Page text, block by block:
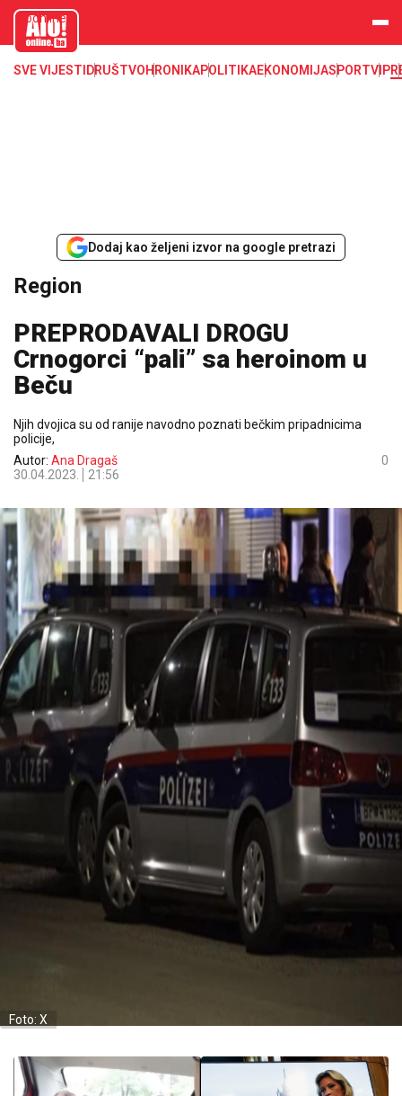
aloonline.b
SVE VIJESTI DRUŠTVOHRONIKAPOLITIKAEKONOMIJASPORTVIP
Dodaj kao željeni izvor na google pretrazi
Region
PREPRODAVALI DROGU
Crnogorci “pali” sa heroinom u
Beču
Njih dvojica su od ranije navodno poznati bečkim pripadnicima
policije,
Autor: Ana Dragaš
30.04.2023.
21:56
0
Foto: X